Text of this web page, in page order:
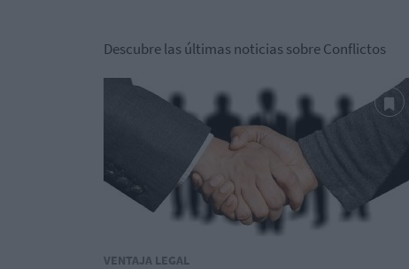
Descubre las últimas noticias sobre Conflictos
VENTAJA LEGAL